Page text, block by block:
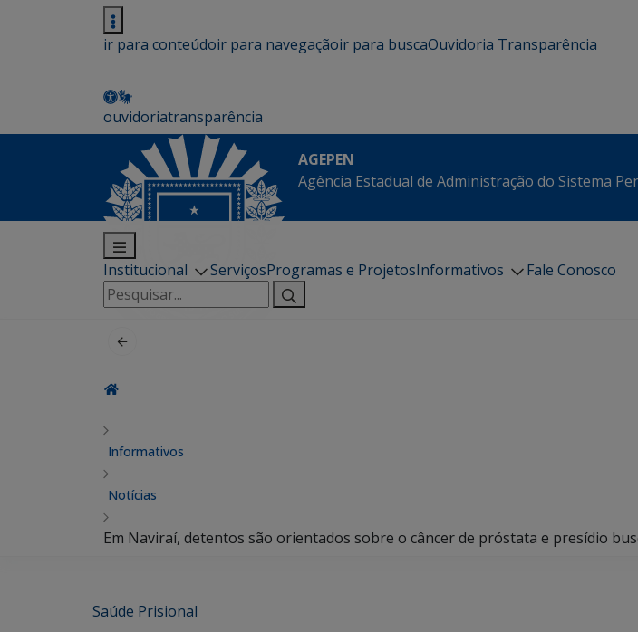
ir para conteúdoir para navegaçãoir para buscaOuvidoria Transparência
ouvidoriatransparência
AGEPEN
Agência Estadual de Administração do Sistema
Institucional ServiçosProgramas e ProjetosInformativos
Fale Conosco
Pesquisar
por:
Informativos
Notícias
Em Naviraí, detentos são orientados sobre o câncer de próstata e presídio
Saúde Prisional